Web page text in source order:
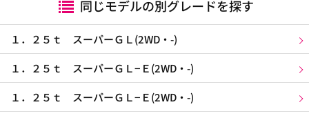
同じモデルの別グレードを探す
１．２５ｔ スーパーＧＬ(2WD・-)
１．２５ｔ スーパーＧＬ−Ｅ(2WD・-)
１．２５ｔ スーパーＧＬ−Ｅ(2WD・-)